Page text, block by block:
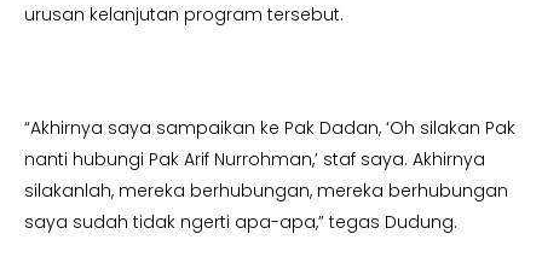
urusan kelanjutan program tersebut.
“Akhirnya saya sampaikan ke Pak Dadan, ‘Oh silakan Pak
nanti hubungi Pak Arif Nurrohman,’ staf saya. Akhirnya
silakanlah, mereka berhubungan, mereka berhubungan
saya sudah tidak ngerti apa-apa,” tegas Dudung.